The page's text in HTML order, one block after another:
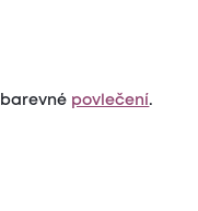
povlečení .